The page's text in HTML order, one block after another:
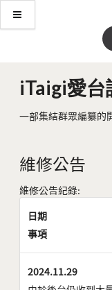
iTaigi愛台
一部集結群眾編纂的
維修公告
維修公告紀錄:
日期
事項
2024.11.29